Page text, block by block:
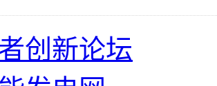
创新论坛